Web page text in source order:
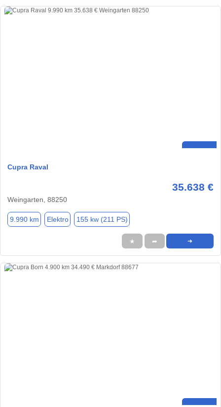
Cupra Raval
35.638 €
Weingarten, 88250
9.990 km Elektro 155 kw (211 PS)
★ ➦ ➜